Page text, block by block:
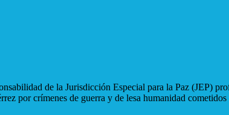
de la Jurisdicción Especial para la Paz (JEP)
por crímenes de guerra y de lesa humanidad